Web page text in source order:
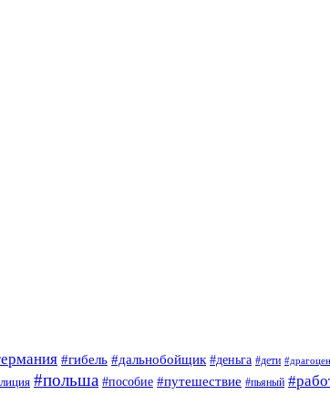
#гибель #дальнобойщик #деньга #дети
#польша #пособие #путешествие #пьяный